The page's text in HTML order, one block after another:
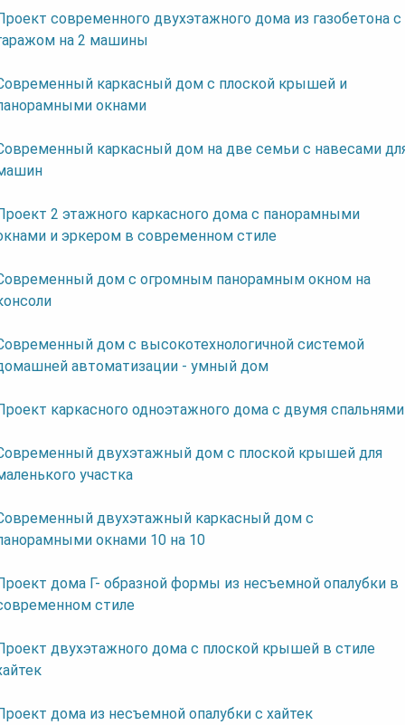
современного двухэтажного дома из газобетона c
на 2 машины
каркасный дом с плоской крышей и
окнами
каркасный дом на две семьи с навесами
2 этажного каркасного дома с панорамными
и эркером в современном стиле
дом с огромным панорамным окном на
дом с высокотехнологичной системой
автоматизации - умный дом
каркасного одноэтажного дома с двумя спальнями
двухэтажный дом с плоской крышей для
участка
двухэтажный каркасный дом с
окнами 10 на 10
дома Г- образной формы из несъемной опалубки в
стиле
двухэтажного дома с плоской крышей в стиле
дома из несъемной опалубки с хайтек